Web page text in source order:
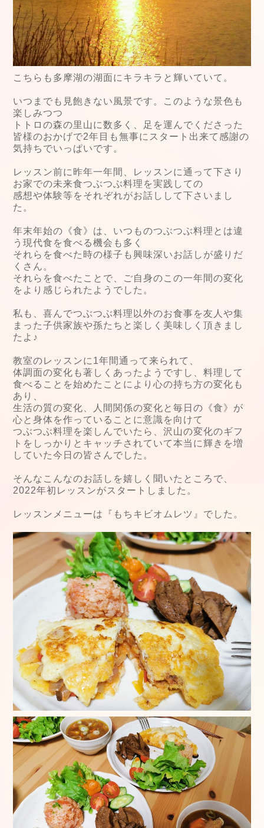
こちらも多摩湖の湖面にキラキラと輝いていて。
いつまでも見飽きない風景です。このような景色も
楽しみつつ
トトロの森の里山に数多く、足を運んでくださった
皆様のおかげで2年目も無事にスタート出来て感謝の
気持ちでいっぱいです。
レッスン前に昨年一年間、レッスンに通って下さり
お家での未来食つぶつぶ料理を実践しての
感想や体験等をそれぞれがお話しして下さいまし
た。
年末年始の《食》は、いつものつぶつぶ料理とは違
う現代食を食べる機会も多く
それらを食べた時の様子も興味深いお話しが盛りだ
くさん。
それらを食べたことで、ご自身のこの一年間の変化
をより感じられたようでした。
私も、喜んでつぶつぶ料理以外のお食事を友人や集
まった子供家族や孫たちと楽しく美味しく頂きまし
たよ♪
教室のレッスンに1年間通って来られて、
体調面の変化も著しくあったようですし、料理して
食べることを始めたことにより心の持ち方の変化も
あり、
生活の質の変化、人間関係の変化と毎日の《食》が
心と身体を作っていることに意識を向けて
つぶつぶ料理を楽しんでいたら、沢山の変化のギフ
トをしっかりとキャッチされていて本当に輝きを増
していた今日の皆さんでした。
そんなこんなのお話しを嬉しく聞いたところで、
2022年初レッスンがスタートしました。
レッスンメニューは『もちキビオムレツ』でした。